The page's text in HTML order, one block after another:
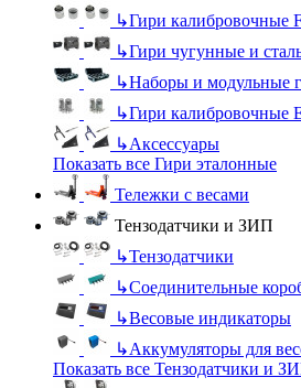
↳Гири калибровочные
↳Гири чугунные и
↳Наборы и модульные
↳Гири калибровочные
↳Аксессуары
Показать все Гири эталонные
Тележки с весами
Тензодатчики и ЗИП
↳Тензодатчики
↳Соединительные
↳Весовые индикаторы
↳Аккумуляторы для
Показать все Тензодатчики и